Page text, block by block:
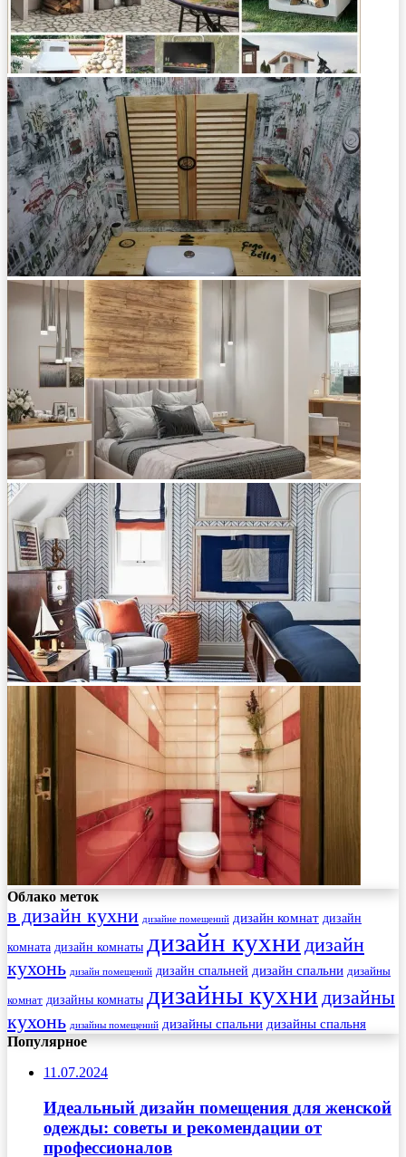
Облако меток
в дизайн кухни дизайне помещений дизайн комнат дизайн
комната дизайн комнаты дизайн кухни дизайн
кухонь дизайн помещений дизайн спальней дизайн спальни дизайны
комнат дизайны комнаты дизайны кухни дизайны
кухонь дизайны помещений дизайны спальни дизайны спальня
Популярное
11.07.2024
Идеальный дизайн помещения для женской
одежды: советы и рекомендации от
профессионалов